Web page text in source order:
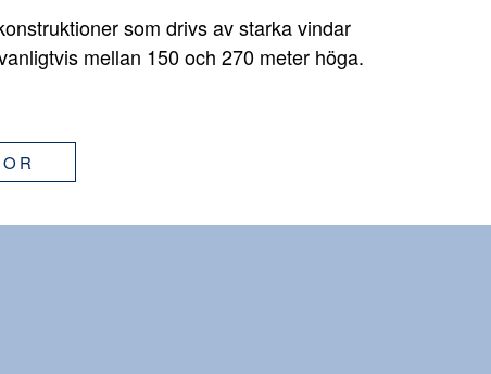
som drivs av starka vindar
mellan 150 och 270 meter höga.